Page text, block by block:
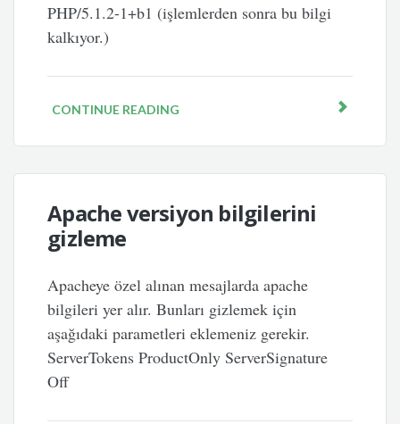
PHP/5.1.2-1+b1 (işlemlerden sonra bu bilgi
kalkıyor.)
CONTINUE READING
Apache versiyon bilgilerini
gizleme
Apacheye özel alınan mesajlarda apache
bilgileri yer alır. Bunları gizlemek için
aşağıdaki parametleri eklemeniz gerekir.
ServerTokens ProductOnly ServerSignature
Off